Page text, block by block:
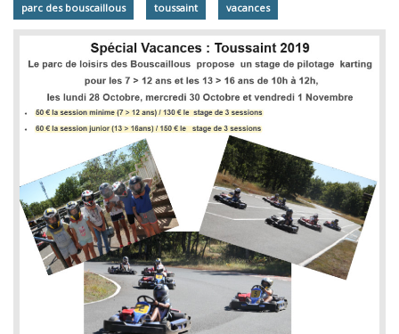
parc des bouscaillous toussaint vacances